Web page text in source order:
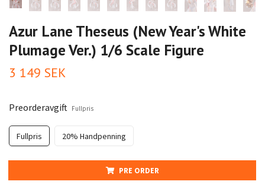
Azur Lane Theseus (New Year's White
Plumage Ver.) 1/6 Scale Figure
3 149 SEK
Preorderavgift Fullpris
Fullpris 20% Handpenning
PRE ORDER